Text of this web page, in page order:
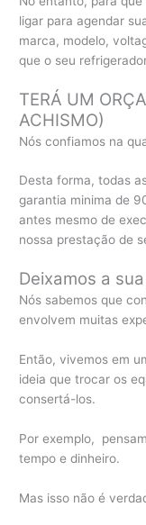
ligar para agendar
marca, modelo,
que o seu
TERÁ UM
ACHISMO)
Nós confiamos na
Desta forma, todas
garantia minima de
antes mesmo de
nossa prestação de
Deixamos a
Nós sabemos que
envolvem muitas
Então, vivemos em
ideia que trocar os
consertá-los.
Por exemplo,
tempo e dinheiro.
Mas isso não é